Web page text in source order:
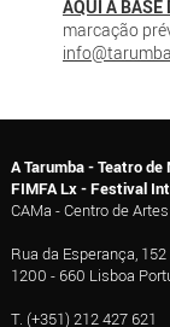
AQUI A BASE
marcação
A Tarumba - Teatro
FIMFA Lx - Festival
CAMa - Centro de
Rua da Esperança, 152
1200 - 660 Lisboa
T. (+351) 212 427 621